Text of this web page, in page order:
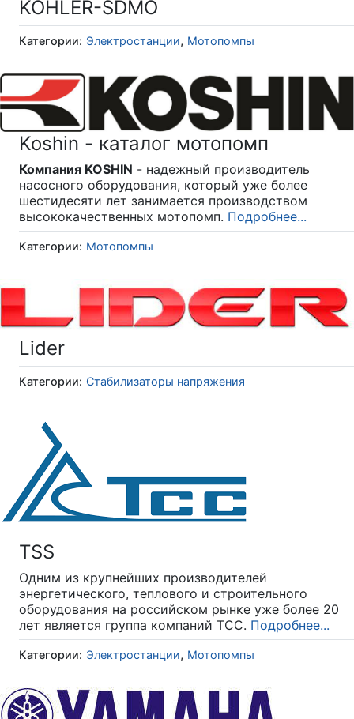
KOHLER-SDMO
Категории: Электростанции, Мотопомпы
Koshin - каталог мотопомп
Компания KOSHIN - надежный производитель
насосного оборудования, который уже более
шестидесяти лет занимается производством
высококачественных мотопомп. Подробнее...
Категории: Мотопомпы
Lider
Категории: Стабилизаторы напряжения
TSS
Одним из крупнейших производителей
энергетического, теплового и строительного
оборудования на российском рынке уже более 20
лет является группа компаний ТСС. Подробнее...
Категории: Электростанции, Мотопомпы